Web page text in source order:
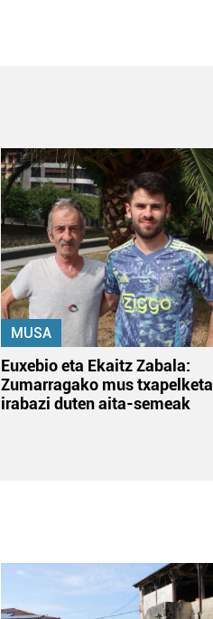
MUSA
Euxebio eta Ekaitz Zabala:
Zumarragako mus txapelketa
irabazi duten aita-semeak